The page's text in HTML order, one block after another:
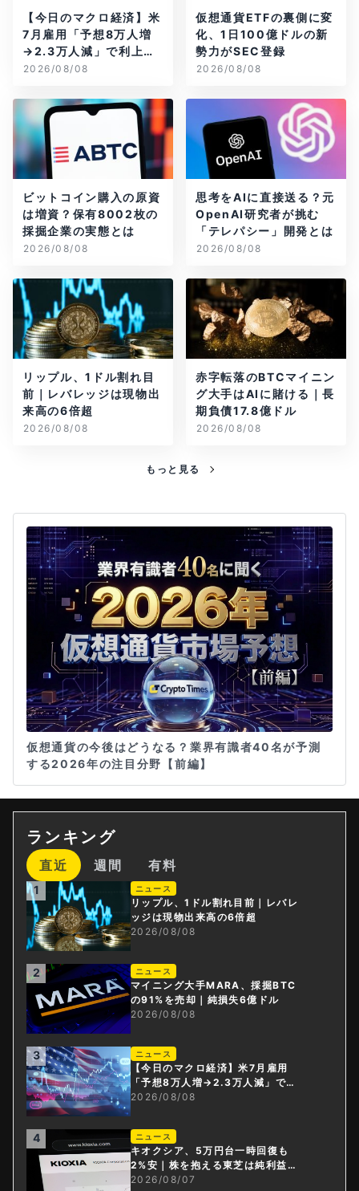
【今日のマクロ経済】米
7月雇用「予想8万人増
→2.3万人減」で利上げ
観測後退
2026/08/08
仮想通貨ETFの裏側に変
化、1日100億ドルの新
勢力がSEC登録
2026/08/08
ビットコイン購入の原資
は増資？保有8002枚の
採掘企業の実態とは
2026/08/08
思考をAIに直接送る？元
OpenAI研究者が挑む
「テレパシー」開発とは
2026/08/08
リップル、1ドル割れ目
前｜レバレッジは現物出
来高の6倍超
2026/08/08
赤字転落のBTCマイニン
グ大手はAIに賭ける｜長
期負債17.8億ドル
2026/08/08
もっと見る
仮想通貨の今後はどうなる？業界有識者40名が予測
する2026年の注目分野【前編】
ランキング
直近 週間 有料
1 ニュース
リップル、1ドル割れ目前｜レバレ
ッジは現物出来高の6倍超
2026/08/08
2 ニュース
マイニング大手MARA、採掘BTC
の91%を売却｜純損失6億ドル
2026/08/08
3 ニュース
【今日のマクロ経済】米7月雇用
「予想8万人増→2.3万人減」で利
上げ観測後退
2026/08/08
4 ニュース
キオクシア、5万円台一時回復も
2%安｜株を抱える東芝は純利益3
0倍
2026/08/07